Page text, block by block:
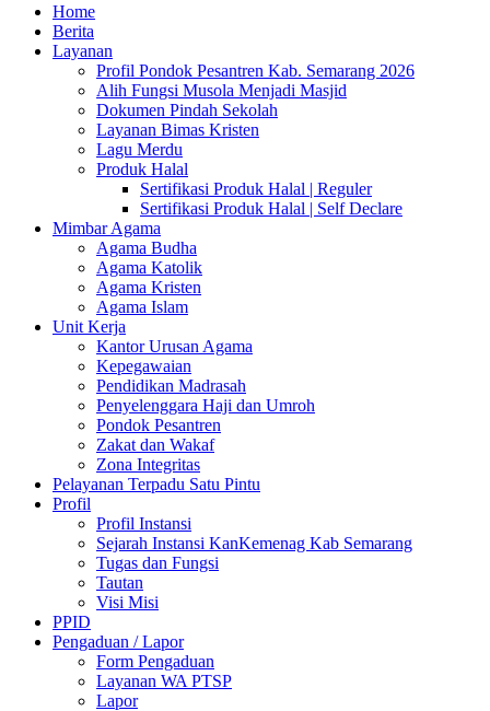
Home
Berita
Layanan
Profil Pondok Pesantren Kab. Semarang 2026
Alih Fungsi Musola Menjadi Masjid
Dokumen Pindah Sekolah
Layanan Bimas Kristen
Lagu Merdu
Produk Halal
Sertifikasi Produk Halal | Reguler
Sertifikasi Produk Halal | Self Declare
Mimbar Agama
Agama Budha
Agama Katolik
Agama Kristen
Agama Islam
Unit Kerja
Kantor Urusan Agama
Kepegawaian
Pendidikan Madrasah
Penyelenggara Haji dan Umroh
Pondok Pesantren
Zakat dan Wakaf
Zona Integritas
Pelayanan Terpadu Satu Pintu
Profil
Profil Instansi
Sejarah Instansi KanKemenag Kab Semarang
Tugas dan Fungsi
Tautan
Visi Misi
PPID
Pengaduan / Lapor
Form Pengaduan
Layanan WA PTSP
Lapor